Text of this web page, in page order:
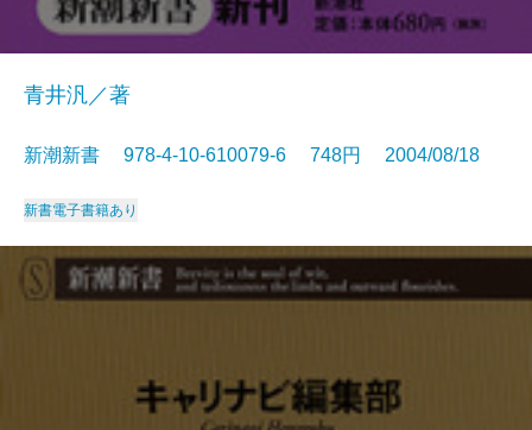
青井汎／著
新潮新書 978-4-10-610079-6 748円 2004/08/18
新書電子書籍あり